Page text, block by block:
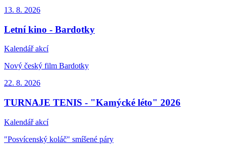
13. 8. 2026
Letní kino - Bardotky
Kalendář akcí
Nový český film Bardotky
22. 8. 2026
TURNAJE TENIS - "Kamýcké léto" 2026
Kalendář akcí
"Posvícenský koláč" smíšené páry